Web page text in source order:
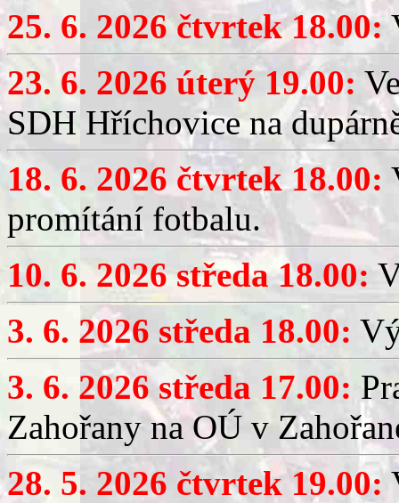
25. 6. 2026 čtvrtek 18.00:
23. 6. 2026 úterý 19.00:
SDH Hříchovice na
18. 6. 2026 čtvrtek 18.00:
promítání fotbalu.
10. 6. 2026 středa 18.00:
3. 6. 2026 středa 18.00:
3. 6. 2026 středa 17.00:
Zahořany na OÚ v
28. 5. 2026 čtvrtek 19.00: